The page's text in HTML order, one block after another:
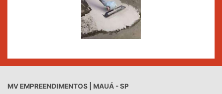
MV EMPREENDIMENTOS | MAUÁ - SP